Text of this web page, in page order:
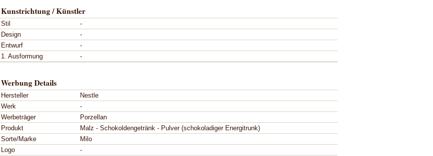
Kunstrichtung / Künstler
Stil
-
Design
-
Entwurf
-
1. Ausformung
-
Werbung Details
Hersteller
Nestle
Werk
-
Werbeträger
Porzellan
Produkt
Malz - Schokoldengetränk - Pulver (schokoladiger Energitrunk)
Sorte/Marke
Milo
Logo
-